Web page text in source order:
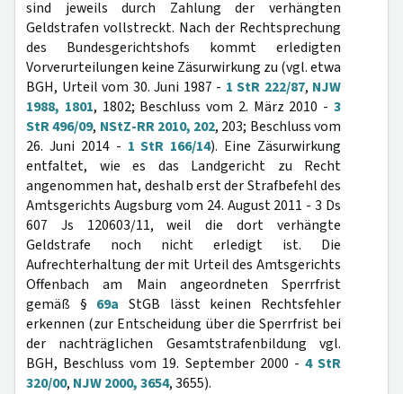
sind jeweils durch Zahlung der verhängten
Geldstrafen vollstreckt. Nach der Rechtsprechung
des Bundesgerichtshofs kommt erledigten
Vorverurteilungen keine Zäsurwirkung zu (vgl. etwa
BGH, Urteil vom 30. Juni 1987 - 1 StR 222/87, NJW
1988, 1801, 1802; Beschluss vom 2. März 2010 -3
StR 496/09, NStZ-RR 2010, 202, 203; Beschluss vom
26. Juni 2014 - 1 StR 166/14). Eine Zäsurwirkung
entfaltet, wie es das Landgericht zu Recht
angenommen hat, deshalb erst der Strafbefehl des
Amtsgerichts Augsburg vom 24. August 2011 - 3 Ds
607 Js 120603/11, weil die dort verhängte
Geldstrafe noch nicht erledigt ist. Die
Aufrechterhaltung der mit Urteil des Amtsgerichts
Offenbach am Main angeordneten Sperrfrist
gemäß § 69a StGB lässt keinen Rechtsfehler
erkennen (zur Entscheidung über die Sperrfrist bei
der nachträglichen Gesamtstrafenbildung vgl.
BGH, Beschluss vom 19. September 2000 - 4 StR
320/00, NJW 2000, 3654, 3655).